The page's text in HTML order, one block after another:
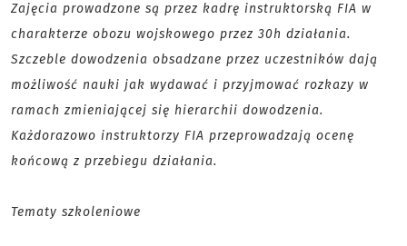
Zajęcia prowadzone są przez kadrę instruktorską FIA w
charakterze obozu wojskowego przez 30h działania.
Szczeble dowodzenia obsadzane przez uczestników dają
możliwość nauki jak wydawać i przyjmować rozkazy w
ramach zmieniającej się hierarchii dowodzenia.
Każdorazowo instruktorzy FIA przeprowadzają ocenę
końcową z przebiegu działania.
Tematy szkoleniowe